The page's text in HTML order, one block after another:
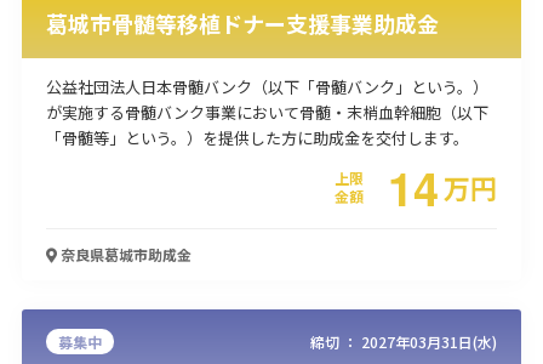
人材採用・雇用
人材育成・福利厚生
特許・知的財産
起業・創業
事業承継 災害・被災者支援
コロナ関連
環境・省エネ
テレワーク
葛城市骨髄等移植ドナー支援事業助成金
公益社団法人日本骨髄バンク（以下「骨髄バンク」という。）
が実施する骨髄バンク事業において骨髄・末梢血幹細胞（以下
「骨髄等」という。）を提供した方に助成金を交付します。
上限
金額
14万円
奈良県葛城市助成金
募集中 締切 ： 2027年03月31日(水)